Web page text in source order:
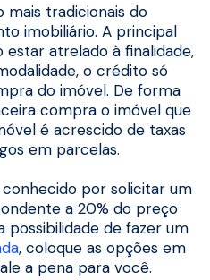
mais tradicionais do
imobiliário. A principal
atrelado à finalidade,
o crédito só
do imóvel. De forma
compra o imóvel que
é acrescido de taxas
em parcelas.
por solicitar um
a 20% do preço
possibilidade de fazer um
, coloque as opções em
a pena para você.